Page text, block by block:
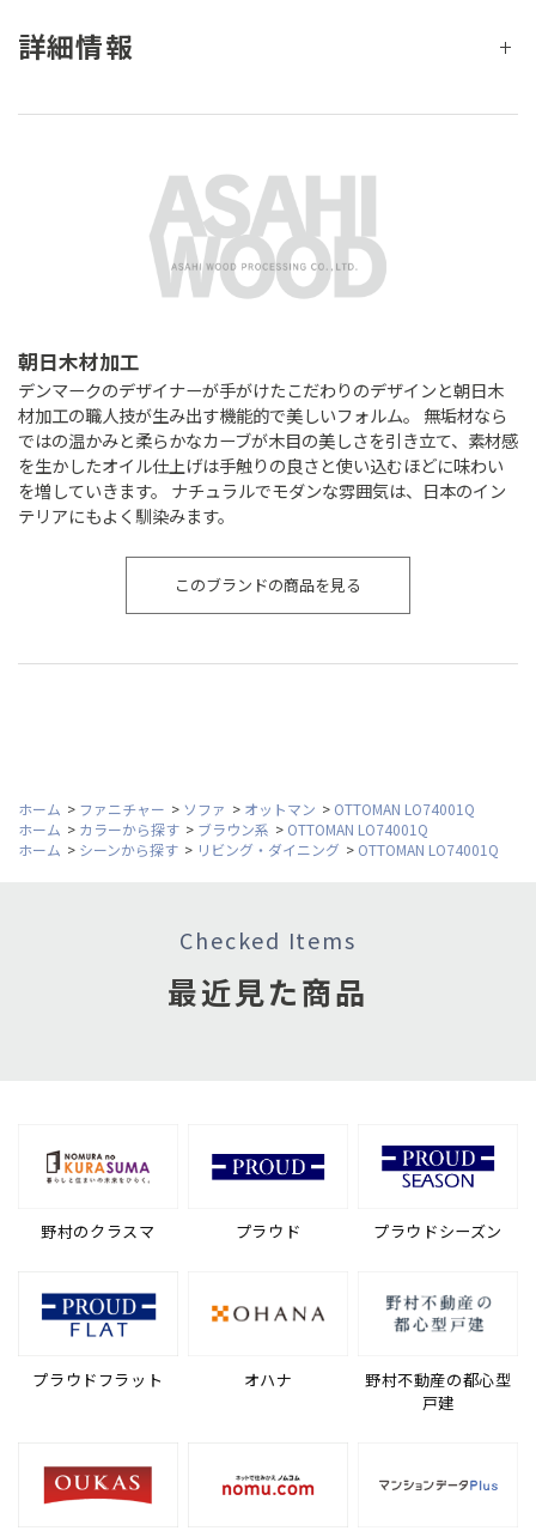
詳細情報
朝日木材加工
デンマークのデザイナーが手がけたこだわりのデザインと朝日木
材加工の職人技が生み出す機能的で美しいフォルム。 無垢材なら
ではの温かみと柔らかなカーブが木目の美しさを引き立て、素材感
を生かしたオイル仕上げは手触りの良さと使い込むほどに味わい
を増していきます。 ナチュラルでモダンな雰囲気は、日本のイン
テリアにもよく馴染みます。
このブランドの商品を見る
ホーム > ファニチャー > ソファ > オットマン > OTTOMAN LO74001Q
ホーム > カラーから探す > ブラウン系 > OTTOMAN LO74001Q
ホーム > シーンから探す > リビング・ダイニング > OTTOMAN LO74001Q
Checked Items
最近見た商品
野村のクラスマ プラウド プラウドシーズン
プラウドフラット オハナ
野村不動産の都心型
戸建